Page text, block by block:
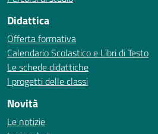
Didattica
Offerta formativa
Calendario Scolastico e Libri di Testo
Le schede didattiche
I progetti delle classi
Novità
Le notizie